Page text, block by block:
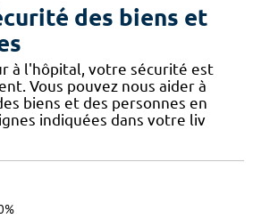
des biens et
à l'hôpital, votre sécurité est
Vous pouvez nous aider à
biens et des personnes en
indiquées dans votre liv